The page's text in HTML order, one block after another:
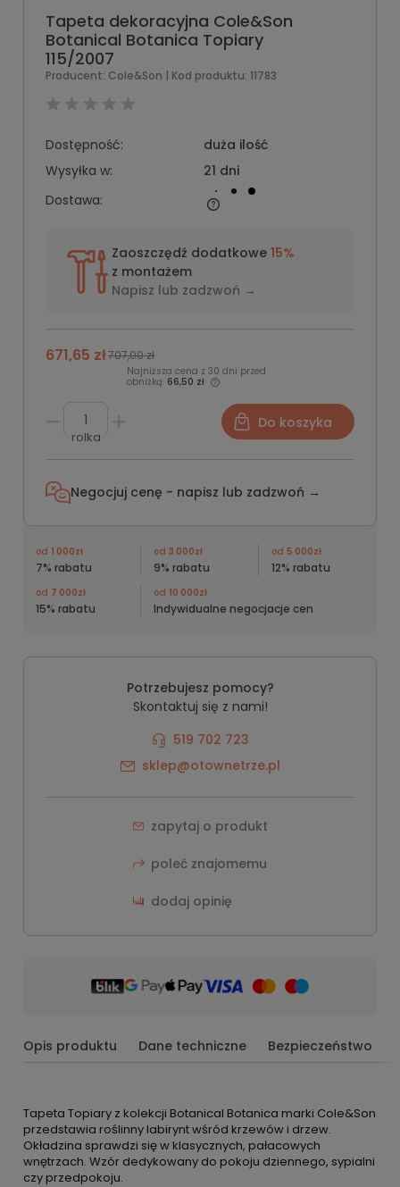
Tapeta dekoracyjna Cole&Son
Botanical Botanica Topiary
115/2007
Producent: Cole&Son | Kod produktu: 11783
Dostępność:
duża ilość
Wysyłka w:
21 dni
Dostawa:
Zaoszczędź dodatkowe 15%
z montażem
Napisz lub zadzwoń →
671,65 zł707,00 zł
Najniższa cena z 30 dni przed
obniżką: 66,50 zł
rolka
Do koszyka
Negocjuj cenę - napisz lub zadzwoń →
od 1 000zł
7% rabatu
od 3 000zł
9% rabatu
od 5 000zł
12% rabatu
od 7 000zł
15% rabatu
od 10 000zł
Indywidualne negocjacje cen
Potrzebujesz pomocy?
Skontaktuj się z nami!
519 702 723
sklep@otownetrze.pl
zapytaj o produkt
poleć znajomemu
dodaj opinię
Opis produktu Dane techniczne Bezpieczeństwo
Tapeta Topiary z kolekcji Botanical Botanica marki Cole&Son
przedstawia roślinny labirynt wśród krzewów i drzew.
Okładzina sprawdzi się w klasycznych, pałacowych
wnętrzach. Wzór dedykowany do pokoju dziennego, sypialni
czy przedpokoju.